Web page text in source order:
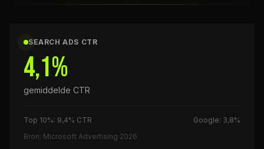
SEARCH ADS CTR
4,1%
gemiddelde CTR
Top 10%: 9,4% CTR
Google: 3,8%
Bron: Microsoft Advertising 2026